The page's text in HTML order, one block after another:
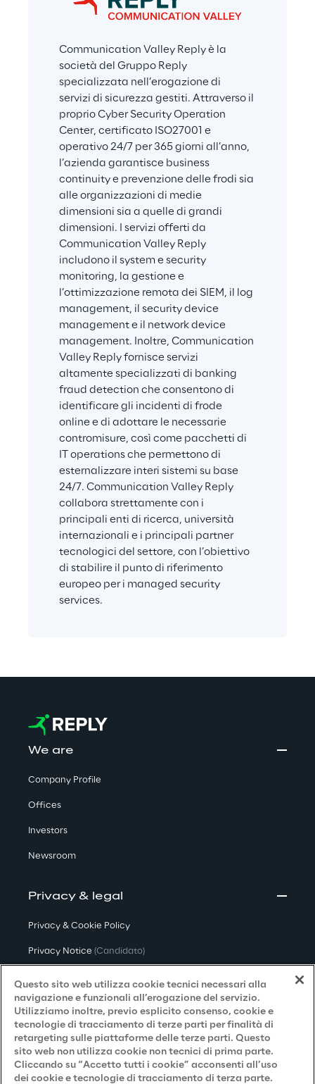
Communication Valley Reply è la
società del Gruppo Reply
specializzata nell’erogazione di
servizi di sicurezza gestiti. Attraverso il
proprio Cyber Security Operation
Center, certificato ISO27001 e
operativo 24/7 per 365 giorni all’anno,
l’azienda garantisce business
continuity e prevenzione delle frodi sia
alle organizzazioni di medie
dimensioni sia a quelle di grandi
dimensioni. I servizi offerti da
Communication Valley Reply
includono il system e security
monitoring, la gestione e
l’ottimizzazione remota dei SIEM, il log
management, il security device
management e il network device
management. Inoltre, Communication
Valley Reply fornisce servizi
altamente specializzati di banking
fraud detection che consentono di
identificare gli incidenti di frode
online e di adottare le necessarie
contromisure, così come pacchetti di
IT operations che permettono di
esternalizzare interi sistemi su base
24/7. Communication Valley Reply
collabora strettamente con i
principali enti di ricerca, università
internazionali e i principali partner
tecnologici del settore, con l’obiettivo
di stabilire il punto di riferimento
europeo per i managed security
services.
We are
Company Profile
Offices
Investors
Newsroom
Privacy & legal
Privacy & Cookie Policy
Privacy Notice (Candidato)
Privacy Notice(Fornitore)
Privacy Notice(Marketing)
Accessibilità
Questo sito web utilizza cookie tecnici necessari alla
navigazione e funzionali all’erogazione del servizio.
Utilizziamo inoltre, previo esplicito consenso, cookie e
tecnologie di tracciamento di terze parti per finalità di
retargeting sulle piattaforme delle terze parti. Questo
sito web non utilizza cookie non tecnici di prima parte.
Cliccando su “Accetto tutti i cookie” acconsenti all’uso
dei cookie e tecnologie di tracciamento di terza parte.